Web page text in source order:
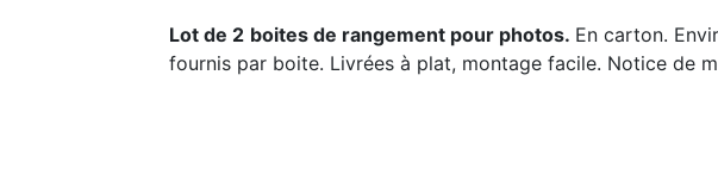
Lot de 2 boites de rangement pour photos. En carton.
fournis par boite. Livrées à plat, montage facile. Notice de